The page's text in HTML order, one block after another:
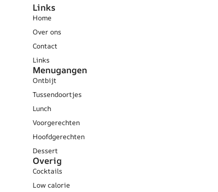
Links
Home
Over ons
Contact
Links
Menugangen
Ontbijt
Tussendoortjes
Lunch
Voorgerechten
Hoofdgerechten
Dessert
Overig
Cocktails
Low calorie